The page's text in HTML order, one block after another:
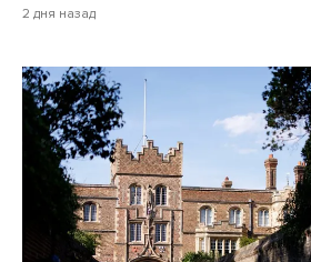
2 дня назад